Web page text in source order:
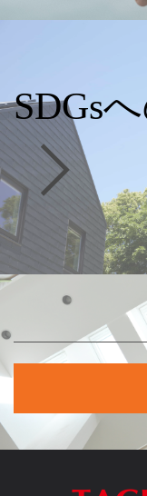
SDGs